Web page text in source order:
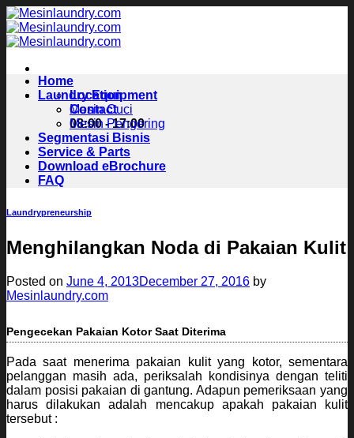
Skip
to
content
Location
Contact
08:00 - 17:00
Home
Laundry Equipment
Mesin Cuci
Mesin Pengering
Segmentasi Bisnis
Service & Parts
Download eBrochure
FAQ
Laundrypreneurship
Menghilangkan Noda di Pakaian Kulit
Posted on June 4, 2013December 27, 2016 by
Mesinlaundry.com
Pengecekan Pakaian Kotor Saat Diterima
Pada saat menerima pakaian kulit yang kotor, sementara
pelanggan masih ada, periksalah kondisinya dengan teliti
dalam posisi pakaian di gantung. Adapun pemeriksaan yang
harus dilakukan adalah mencakup apakah pakaian kulit
tersebut :